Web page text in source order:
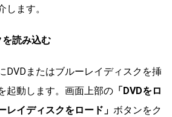
ます。
読み込む
DVDまたはブルーレイディスクを挿
起動します。画面上部の 「DVDをロ
レイディスクをロード」 ボタンをク